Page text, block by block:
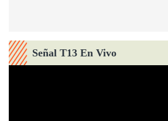
Señal T13 En Vivo